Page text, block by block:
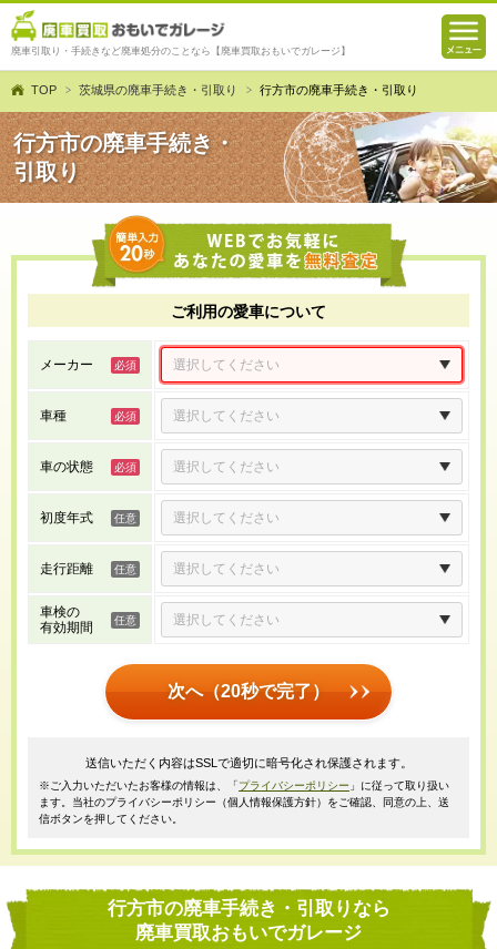
廃車引取り・手続きなど廃車処分のことなら【廃車買取おもいでガレージ】
TOP 茨城県の廃車手続き・引取り 行方市の廃車手続き・引取り
行方市の廃車手続き・
引取り
ご利用の愛車について
メーカー
車種
車の状態
初度年式
走行距離
車検の
有効期間
次へ（20秒で完了）
送信いただく内容はSSLで適切に暗号化され保護されます。
※ご入力いただいたお客様の情報は、「プライバシーポリシー 」に従って取り扱い
ます。当社のプライバシーポリシー（個人情報保護方針）をご確認、同意の上、送
信ボタンを押してください。
行方市の廃車手続き・引取りなら
廃車買取おもいでガレージ